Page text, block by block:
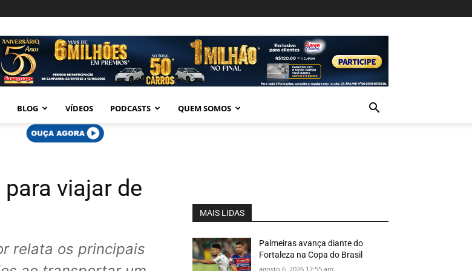
BLOG VÍDEOS PODCASTS QUEM SOMOS
viajar de
relata os principais
MAIS LIDAS
Palmeiras avança diante do
Fortaleza na Copa do Brasil
agosto 6, 2026 12:55 am